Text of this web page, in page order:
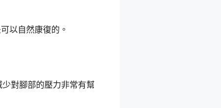
以自然康復的。
對腳部的壓力非常有幫